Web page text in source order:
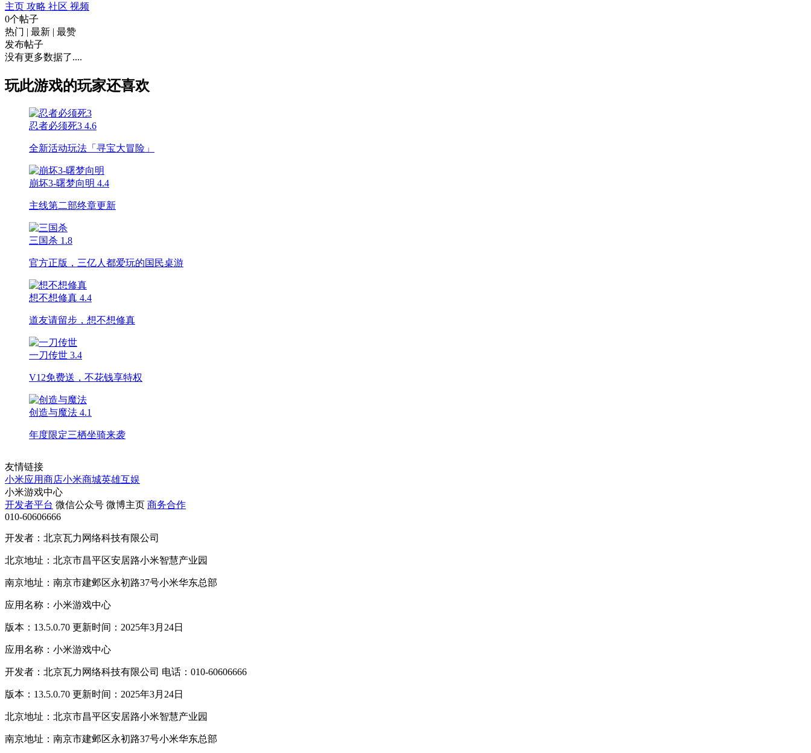
主页 攻略 社区 视频
0个帖子
热门 | 最新 | 最赞
发布帖子
没有更多数据了....
玩此游戏的玩家还喜欢
忍者必须死3 4.6
全新活动玩法「寻宝大冒险」
崩坏3-曙梦向明 4.4
主线第二部终章更新
三国杀 1.8
官方正版，三亿人都爱玩的国民桌游
想不想修真 4.4
道友请留步，想不想修真
一刀传世 3.4
V12免费送，不花钱享特权
创造与魔法 4.1
年度限定三栖坐骑来袭
友情链接
小米应用商店小米商城英雄互娱
小米游戏中心
开发者平台 微信公众号 微博主页 商务合作
010-60606666
开发者：北京瓦力网络科技有限公司
北京地址：北京市昌平区安居路小米智慧产业园
南京地址：南京市建邺区永初路37号小米华东总部
应用名称：小米游戏中心
版本：13.5.0.70 更新时间：2025年3月24日
应用名称：小米游戏中心
开发者：北京瓦力网络科技有限公司 电话：010-60606666
版本：13.5.0.70 更新时间：2025年3月24日
北京地址：北京市昌平区安居路小米智慧产业园
南京地址：南京市建邺区永初路37号小米华东总部